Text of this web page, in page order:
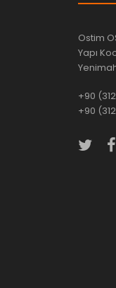
Ostim
Yapı
+90
+90